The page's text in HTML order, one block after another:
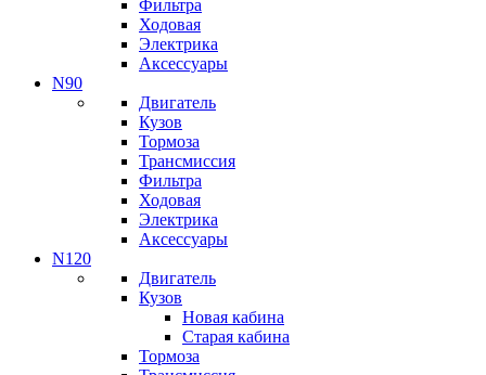
Фильтра
Ходовая
Электрика
Аксессуары
N90
Двигатель
Кузов
Тормоза
Трансмиссия
Фильтра
Ходовая
Электрика
Аксессуары
N120
Двигатель
Кузов
Новая кабина
Старая кабина
Тормоза